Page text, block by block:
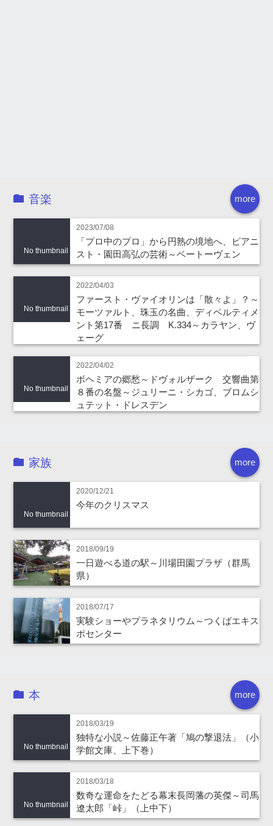
more
音楽
No thumbnail
2023/07/08
「プロ中のプロ」から円熟の境地へ、ピアニ
スト・園田高弘の芸術～ベートーヴェン
No thumbnail
2022/04/03
ファースト・ヴァイオリンは「散々よ」？～
モーツァルト、珠玉の名曲、ディベルティメ
ント第17番 ニ長調 K.334～カラヤン、ヴ
ェーグ
No thumbnail
2022/04/02
ボヘミアの郷愁～ドヴォルザーク 交響曲第
８番の名盤～ジュリーニ・シカゴ、ブロムシ
ュテット・ドレスデン
more
家族
No thumbnail
2020/12/21
今年のクリスマス
2018/09/19
一日遊べる道の駅～川場田園プラザ（群馬
県）
2018/07/17
実験ショーやプラネタリウム～つくばエキス
ポセンター
more
本
No thumbnail
2018/03/19
独特な小説～佐藤正午著「鳩の撃退法」（小
学館文庫、上下巻）
No thumbnail
2018/03/18
数奇な運命をたどる幕末長岡藩の英傑～司馬
遼太郎「峠」（上中下）